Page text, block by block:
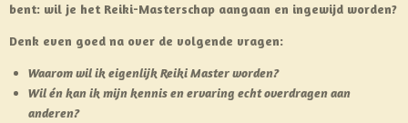
bent: wil je het Reiki-Masterschap aangaan en ingewijd worden?
Denk even goed na over de volgende vragen:
Waarom wil ik eigenlijk Reiki Master worden?
Wil én kan ik mijn kennis en ervaring echt overdragen aan
anderen?